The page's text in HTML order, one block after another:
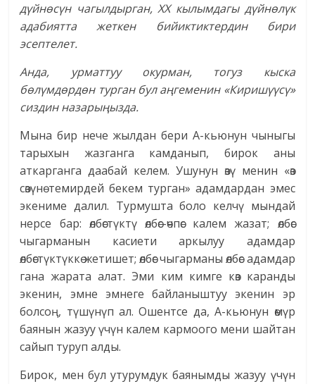
дүйнөсүн чагылдырган, ХХ кылымдагы дүйнөлүк
адабиятта жеткен бийиктиктердин бири
эсептелет.
Анда, урматтуу окурман, тогуз кыска
бөлүмдөрдөн турган бул аңгеменин «Киришүүсү»
сиздин назарыңызда.
Мына бир нече жылдан бери А-кьюнун чыныгы
тарыхын жазганга камданып, бирок аны
аткарганга даабай келем. Ушунун өзү менин «өз
сөзүнө темирдей бекем турган» адамдардан эмес
экениме далил. Турмушта боло келчү мындай
нерсе бар: өлбөстүктү өлбөс-өчпөс калем жазат; өлбөс
чыгарманын касиети аркылуу адамдар
өлбөстүктүккө жетишет; өлбөс чыгарманы өлбөс адамдар
гана жарата алат. Эми ким кимге көз каранды
экенин, эмне эмнеге байланыштуу экенин эр
болсоң, түшүнүп ал. Ошентсе да, А-кьюнун өмүр
баянын жазуу үчүн калем кармоого мени шайтан
сайып туруп алды.
Бирок, мен бул утурумдук баянымды жазуу үчүн